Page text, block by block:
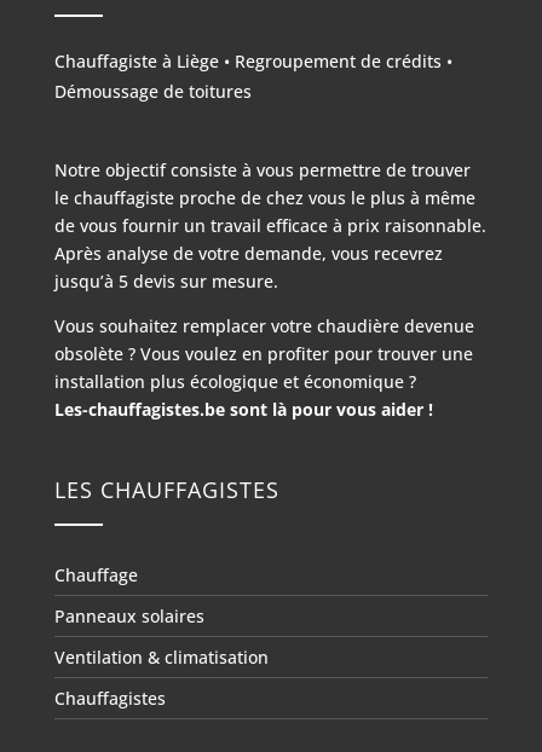
Chauffagiste à Liège• Regroupement de crédits •
Démoussage de toitures
Notre objectif consiste à vous permettre de trouver
le chauffagiste proche de chez vous le plus à même
de vous fournir un travail efficace à prix raisonnable.
Après analyse de votre demande, vous recevrez
jusqu’à 5 devis sur mesure.
Vous souhaitez remplacer votre chaudière devenue
obsolète ? Vous voulez en profiter pour trouver une
installation plus écologique et économique ?
Les-chauffagistes.be sont là pour vous aider !
LES CHAUFFAGISTES
Chauffage
Panneaux solaires
Ventilation & climatisation
Chauffagistes